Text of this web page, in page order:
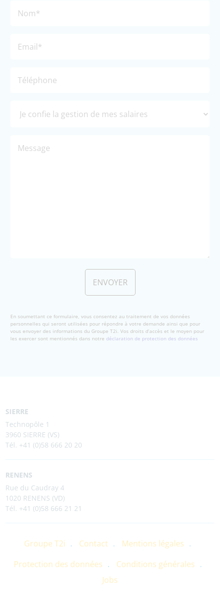
En soumettant ce formulaire, vous consentez au traitement de vos données
personnelles qui seront utilisées pour répondre à votre demande ainsi que pour
vous envoyer des informations du Groupe T2i. Vos droits d’accès et le moyen pour
les exercer sont mentionnés dans notredéclaration de protection des données
SIERRE
Technopôle 1
3960 SIERRE (VS)
Tél. +41 (0)58 666 20 20
RENENS
Rue du Caudray 4
1020 RENENS (VD)
Tél. +41 (0)58 666 21 21
Groupe T2i Contact
Mentions légales
Protection des données
Conditions générales
Jobs